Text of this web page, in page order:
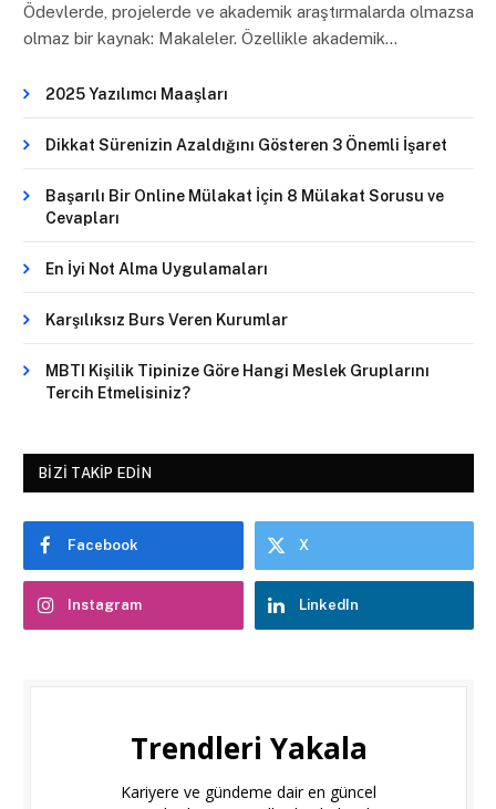
Ödevlerde, projelerde ve akademik araştırmalarda olmazsa
olmaz bir kaynak: Makaleler. Özellikle akademik…
2025 Yazılımcı Maaşları
Dikkat Sürenizin Azaldığını Gösteren 3 Önemli İşaret
Başarılı Bir Online Mülakat İçin 8 Mülakat Sorusu ve
Cevapları
En İyi Not Alma Uygulamaları
Karşılıksız Burs Veren Kurumlar
MBTI Kişilik Tipinize Göre Hangi Meslek Gruplarını
Tercih Etmelisiniz?
BIZI TAKIP EDIN
Facebook X
Instagram LinkedIn
Trendleri Yakala
Kariyere ve gündeme dair en güncel